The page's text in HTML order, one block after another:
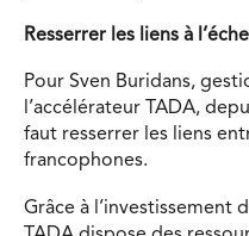
Resserrer les liens à
Pour Sven Buridans,
l’accélérateur TADA,
faut resserrer les liens
francophones.
Grâce à l’investissement